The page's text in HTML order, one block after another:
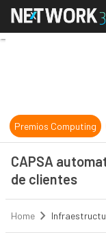
Premios Computing
CAPSA
de clientes
Home